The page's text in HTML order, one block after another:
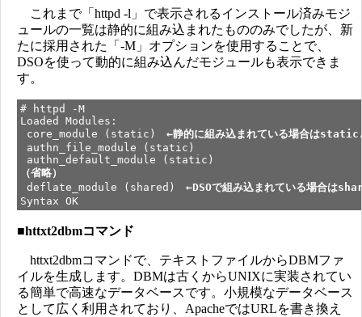
これまで「httpd -l」で表示されるインストール済みモジ
ュールの一覧は静的に組み込まれたもののみでしたが、新
たに採用された「-M」オプションを使用することで、
DSOを使って動的に組み込んだモジュールも表示できま
す。
# httpd -M
Loaded Modules:
core_module (static) ←静的に組み込まれている場合はstatic
authn_file_module (static)
authn_default_module (static)
（省略）
deflate_module (shared) ←DSOで組み込まれている場合は
Syntax OK
■httxt2dbmコマンド
httxt2dbmコマンドで、テキストファイルからDBMファ
イルを生成します。DBMは古くからUNIXに実装されてい
る簡単で高速なデータベースです。小規模なデータベース
として広く利用されており、ApacheではURLを書き換え